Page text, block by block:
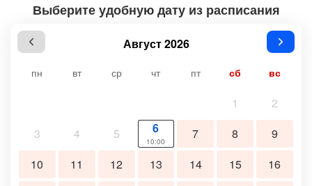
Выберите удобную дату из расписания
Август 2026
пн вт ср чт пт сб вс
1
2
3
4 5 6
10:00 7 8
9
10
11 12 13 14 15
16